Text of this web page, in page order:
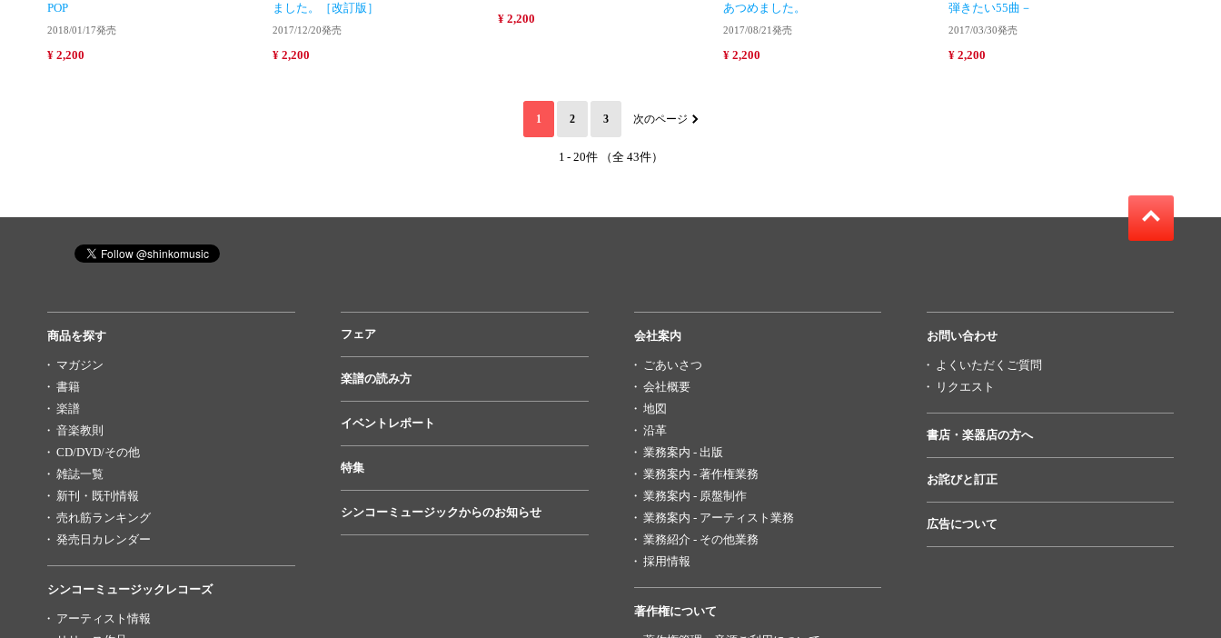
POP
2018/01/17発売
¥ 2,200
ました。［改訂版］
2017/12/20発売
¥ 2,200
¥ 2,200
あつめました。
2017/08/21発売
¥ 2,200
弾きたい55曲－
2017/03/30発売
¥ 2,200
1 2 3 次のページ
1 - 20件 （全 43件）
商品を探す
マガジン
書籍
楽譜
音楽教則
CD/DVD/その他
雑誌一覧
新刊・既刊情報
売れ筋ランキング
発売日カレンダー
シンコーミュージックレコーズ
アーティスト情報
フェア
楽譜の読み方
イベントレポート
特集
シンコーミュージックからのお知らせ
会社案内
ごあいさつ
会社概要
地図
沿革
業務案内 - 出版
業務案内 - 著作権業務
業務案内 - 原盤制作
業務案内 - アーティスト業務
業務紹介 - その他業務
採用情報
著作権について
お問い合わせ
よくいただくご質問
リクエスト
書店・楽器店の方へ
お詫びと訂正
広告について